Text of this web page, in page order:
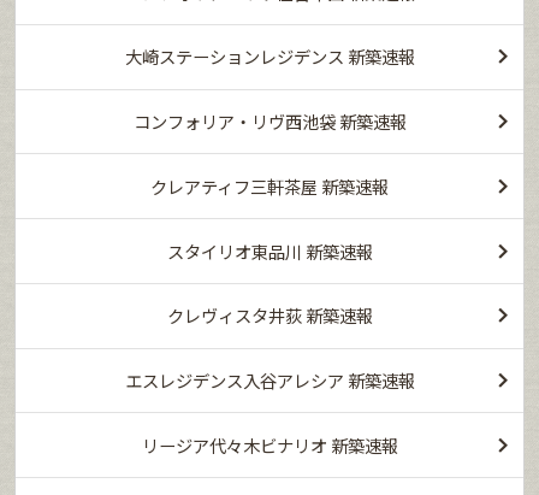
大崎ステーションレジデンス 新築速報
コンフォリア・リヴ西池袋 新築速報
クレアティフ三軒茶屋 新築速報
スタイリオ東品川 新築速報
クレヴィスタ井荻 新築速報
エスレジデンス入谷アレシア 新築速報
リージア代々木ビナリオ 新築速報